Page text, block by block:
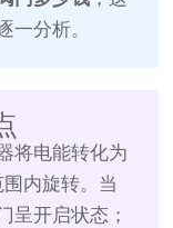
一分析。
将电能转化为
内旋转。当
呈开启状态；